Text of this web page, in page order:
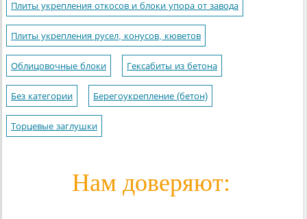
Плиты укрепления откосов и блоки упора от завода
Плиты укрепления русел, конусов, кюветов
Облицовочные блоки Гексабиты из бетона
Без категории Берегоукрепление (бетон)
Торцевые заглушки
Нам доверяют: